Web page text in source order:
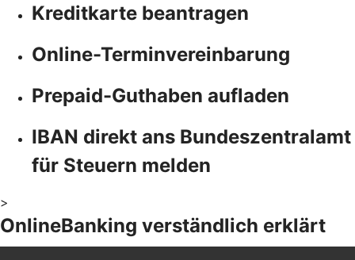
Kreditkarte beantragen
Online-Terminvereinbarung
Prepaid-Guthaben aufladen
IBAN direkt ans Bundeszentralamt
für Steuern melden
>
OnlineBanking verständlich erklärt